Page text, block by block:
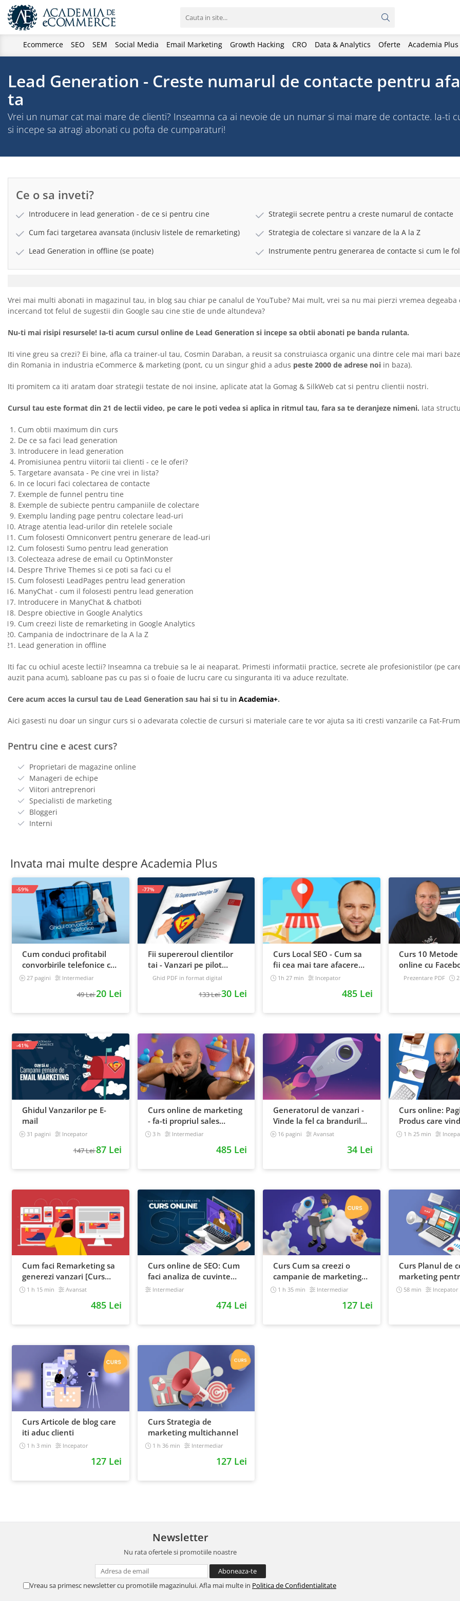
Ecommerce SEO SEM Social Media Email Marketing Growth Hacking CRO Data & Analytics Oferte Academia Plus
Lead Generation - Creste numarul de contacte pentru
ta
Vrei un numar cat mai mare de clienti? Inseamna ca ai nevoie de un numar si mai mare de contacte. Ia-ti
si incepe sa atragi abonati cu pofta de cumparaturi!
Ce o sa inveti?
Introducere in lead generation - de ce si pentru cine
Strategii secrete pentru a creste numarul de contacte
Cum faci targetarea avansata (inclusiv listele de remarketing)
Strategia de colectare si vanzare de la A la Z
Lead Generation in offline (se poate)
Instrumente pentru generarea de contacte si cum le
Vrei mai multi abonati in magazinul tau, in blog sau chiar pe canalul de YouTube? Mai mult, vrei sa nu mai pierzi vremea degeaba
incercand tot felul de sugestii din Google sau cine stie de unde altundeva?
Nu-ti mai risipi resursele! Ia-ti acum cursul online de Lead Generation si incepe sa obtii abonati pe banda rulanta.
Iti vine greu sa crezi? Ei bine, afla ca trainer-ul tau, Cosmin Daraban, a reusit sa construiasca organic una dintre cele mai mari
din Romania in industria eCommerce & marketing (pont, cu un singur ghid a adus peste 2000 de adrese noi in baza).
Iti promitem ca iti aratam doar strategii testate de noi insine, aplicate atat la Gomag & SilkWeb cat si pentru clientii nostri.
Cursul tau este format din 21 de lectii video, pe care le poti vedea si aplica in ritmul tau, fara sa te deranjeze nimeni. Iata
Cum obtii maximum din curs
De ce sa faci lead generation
Introducere in lead generation
Promisiunea pentru viitorii tai clienti - ce le oferi?
Targetare avansata - Pe cine vrei in lista?
In ce locuri faci colectarea de contacte
Exemple de funnel pentru tine
Exemple de subiecte pentru campaniile de colectare
Exemplu landing page pentru colectare lead-uri
Atrage atentia lead-urilor din retelele sociale
Cum folosesti Omniconvert pentru generare de lead-uri
Cum folosesti Sumo pentru lead generation
Colecteaza adrese de email cu OptinMonster
Despre Thrive Themes si ce poti sa faci cu el
Cum folosesti LeadPages pentru lead generation
ManyChat - cum il folosesti pentru lead generation
Introducere in ManyChat & chatboti
Despre obiective in Google Analytics
Cum creezi liste de remarketing in Google Analytics
Campania de indoctrinare de la A la Z
Lead generation in offline
Iti fac cu ochiul aceste lectii? Inseamna ca trebuie sa le ai neaparat. Primesti informatii practice, secrete ale profesionistilor (pe
auzit pana acum), sabloane pas cu pas si o foaie de lucru care cu singuranta iti va aduce rezultate.
Cere acum acces la cursul tau de Lead Generation sau hai si tu in Academia+.
Aici gasesti nu doar un singur curs si o adevarata colectie de cursuri si materiale care te vor ajuta sa iti cresti vanzarile ca Fat-
Pentru cine e acest curs?
Proprietari de magazine online
Manageri de echipe
Viitori antreprenori
Specialisti de marketing
Bloggeri
Interni
Invata mai multe despre Academia Plus
Cum conduci profitabil
convorbirile telefonice cu
clientii
27 pagini Intermediar
49 Lei20 Lei
-59%
Fii supereroul clientilor
tai - Vanzari pe pilot
automat
Ghid PDF in format digital
133 Lei30 Lei
-77%
Curs Local SEO - Cum sa
fii cea mai tare afacere
din orasul tau
1h 27 min Incepator
485 Lei
Curs 10 Metode
online cu
Prezentare PDF
2
Ghidul Vanzarilor pe E-
mail
31 pagini Incepator
147 Lei87 Lei
-41%
Curs online de marketing
- fa-ti propriul sales
funnel
3 h Intermediar
485 Lei
Generatorul de vanzari -
Vinde la fel ca brandurile
mari
16 pagini Avansat
34 Lei
Curs online:
Produs care
1 h 25 min
Cum faci Remarketing sa
generezi vanzari [Curs
Online]
1 h 15 min Avansat
485 Lei
Curs online de SEO: Cum
faci analiza de cuvinte
cheie si castigi clienti din
Intermediar
474 Lei
Curs Cum sa creezi o
campanie de marketing
pentru a vinde online
1 h 35 min Intermediar
127 Lei
Curs Planul de
marketing
magazin online
58 min Incepator
Curs Articole de blog care
iti aduc clienti
1 h 3 min Incepator
127 Lei
Curs Strategia de
marketing multichannel
1 h 36 min Intermediar
127 Lei
Newsletter
Nu rata ofertele si promotiile noastre
Vreau sa primesc newsletter cu promotiile magazinului. Afla mai multe in Politica de Confidentialitate